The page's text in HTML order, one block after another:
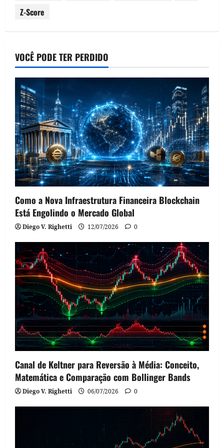
Z-Score
VOCÊ PODE TER PERDIDO
Como a Nova Infraestrutura Financeira Blockchain
Está Engolindo o Mercado Global
Diego V. Righetti 12/07/2026 0
Canal de Keltner para Reversão à Média: Conceito,
Matemática e Comparação com Bollinger Bands
Diego V. Righetti 06/07/2026 0